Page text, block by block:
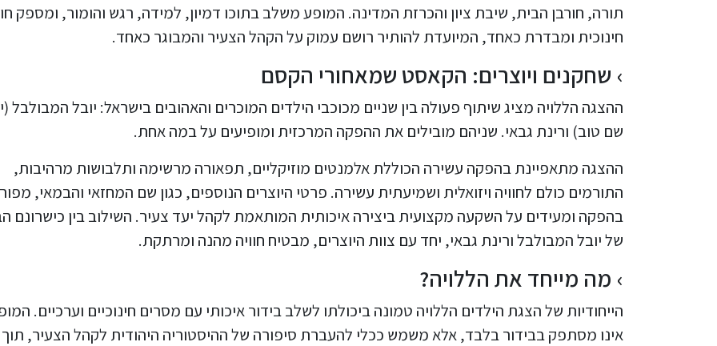
תורה, חורבן הבית, שיבת ציון והכרזת המדינה. המופע משלב בתוכו דמיון, למידה, רגש והומור, ומספק
חינוכית ומבדרת כאחד, המיועדת להותיר רושם עמוק על הקהל הצעיר והמבוגר כאחד.
שחקנים ויוצרים: הקאסט שמאחורי הקסם
ההצגה הללויה מציג שיתוף פעולה בין שניים מכוכבי הילדים המוכרים והאהובים בישראל: יובל המבולבל
שם טוב) ורינת גבאי. שניהם מובילים את ההפקה המרכזית ומופיעים על במה אחת.
ההצגה מתאפיינת בהפקה עשירה הכוללת אלמנטים מוזיקליים, תפאורה מרשימה ותלבושות מרהיבות,
התורמים כולם לחוויה ויזואלית ושמיעתית עשירה. פרטי היוצרים הנוספים, כגון שם המחזאי והבמאי,
בהפקה ומעידים על השקעה מקצועית ביצירה איכותית המותאמת לקהל יעד צעיר. השילוב בין כישרונם
של יובל המבולבל ורינת גבאי, יחד עם צוות היוצרים, מבטיח חוויה מהנה ומרתקת.
מה מייחד את הללויה?
הייחודיות של הצגת הילדים הללויה טמונה ביכולתו לשלב בידור איכותי עם מסרים חינוכיים וערכיים.
אינו מסתפק בבידור בלבד, אלא משמש ככלי להעברת סיפורה של ההיסטוריה היהודית לקהל הצעיר, תוך